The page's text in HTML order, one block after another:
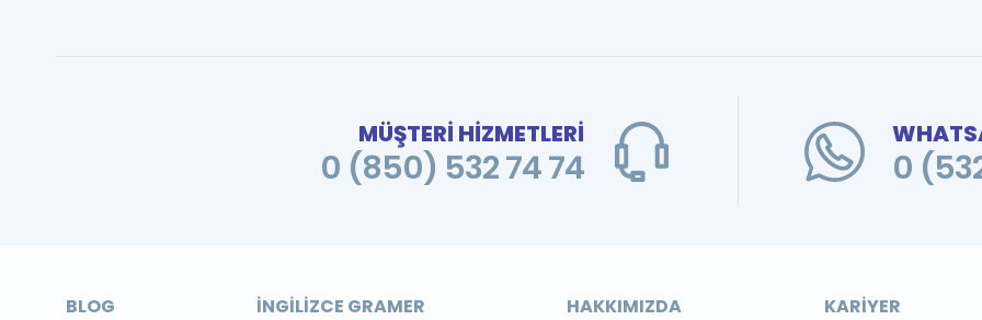
MÜŞTERİ HİZMETLERİ
0 (850) 532 74 74 0
BLOG İNGILIZCE GRAMER HAKKIMIZDA KARIYER